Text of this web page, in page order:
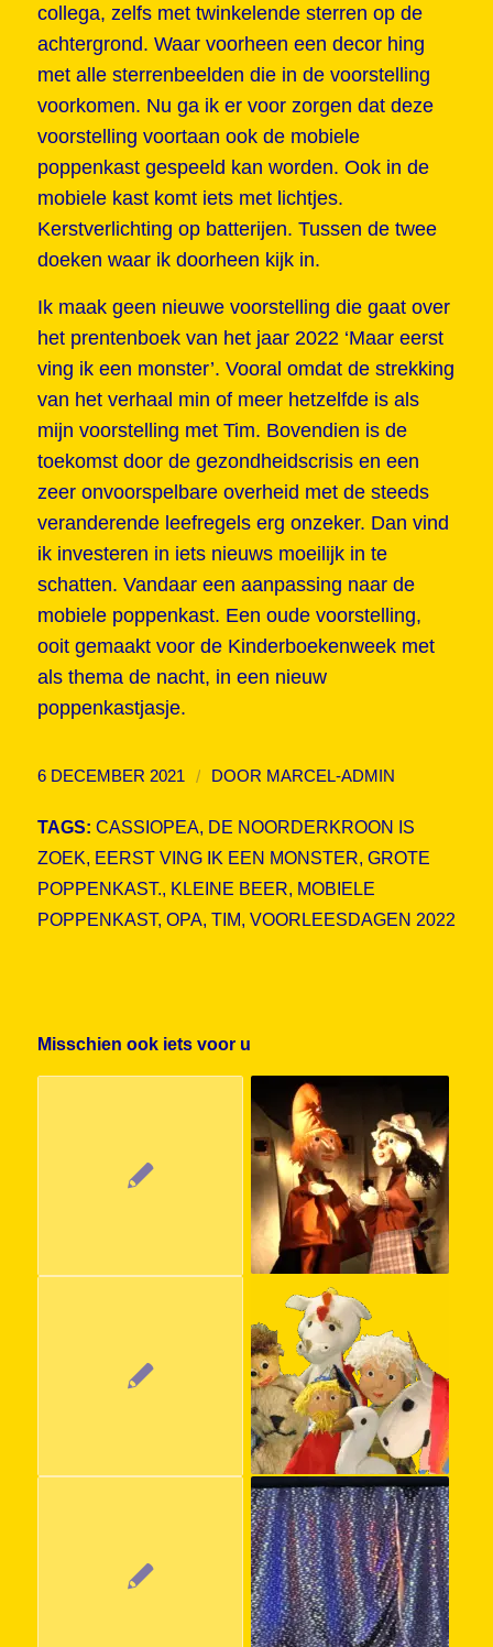
collega, zelfs met twinkelende sterren op de
achtergrond. Waar voorheen een decor hing
met alle sterrenbeelden die in de voorstelling
voorkomen. Nu ga ik er voor zorgen dat deze
voorstelling voortaan ook de mobiele
poppenkast gespeeld kan worden. Ook in de
mobiele kast komt iets met lichtjes.
Kerstverlichting op batterijen. Tussen de twee
doeken waar ik doorheen kijk in.
Ik maak geen nieuwe voorstelling die gaat over
het prentenboek van het jaar 2022 ‘Maar eerst
ving ik een monster’. Vooral omdat de strekking
van het verhaal min of meer hetzelfde is als
mijn voorstelling met Tim. Bovendien is de
toekomst door de gezondheidscrisis en een
zeer onvoorspelbare overheid met de steeds
veranderende leefregels erg onzeker. Dan vind
ik investeren in iets nieuws moeilijk in te
schatten. Vandaar een aanpassing naar de
mobiele poppenkast. Een oude voorstelling,
ooit gemaakt voor de Kinderboekenweek met
als thema de nacht, in een nieuw
poppenkastjasje.
6 DECEMBER 2021 / DOOR MARCEL-ADMIN
TAGS: CASSIOPEA DE NOORDERKROON IS
ZOEK EERST VING IK EEN MONSTER GROTE
POPPENKAST.
KLEINE BEER MOBIELE
POPPENKAST, OPA TIM VOORLEESDAGEN 2022
Misschien ook iets voor u